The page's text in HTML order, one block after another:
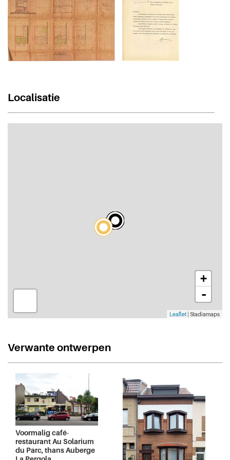
Localisatie
+
-
Leaflet | Stadiamaps
Verwante ontwerpen
Voormalig café-
restaurant Au Solarium
du Parc, thans Auberge